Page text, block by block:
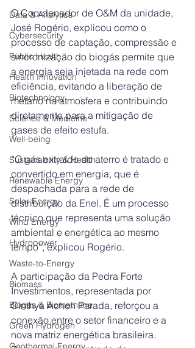
Data & Analytics
Cybersecurity
Public Health
Health Innovation
Biotechnology
Science & Medicine
Well-being
Sustainability & Health
Renewable Energy
Solar Energy
Wind Energy
Hydropower
Waste-to-Energy
Biomass
Biogas & Biomethane
Green Hydrogen
O Coordenador de O&M da unidade,
José Rogério, explicou como o
processo de captação, compressão e
sincronização do biogás permite que
a energia seja injetada na rede com
eficiência, evitando a liberação de
metano na atmosfera e contribuindo
diretamente para a mitigação de
gases de efeito estufa.
“O gás extraído do aterro é tratado e
convertido em energia, que é
despachada para a rede de
distribuição da Enel. É um processo
técnico que representa uma solução
ambiental e energética ao mesmo
tempo”, explicou Rogério.
A participação da Pedra Forte
Investimentos, representada por
Cinthya Achon Parada, reforçou a
conexão entre o setor financeiro e a
nova matriz energética brasileira.